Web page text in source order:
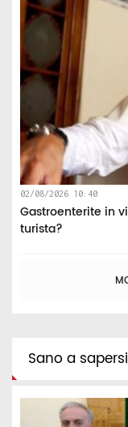
02/08/2026 10:40
Gastroenterite in
turista?
Sano a